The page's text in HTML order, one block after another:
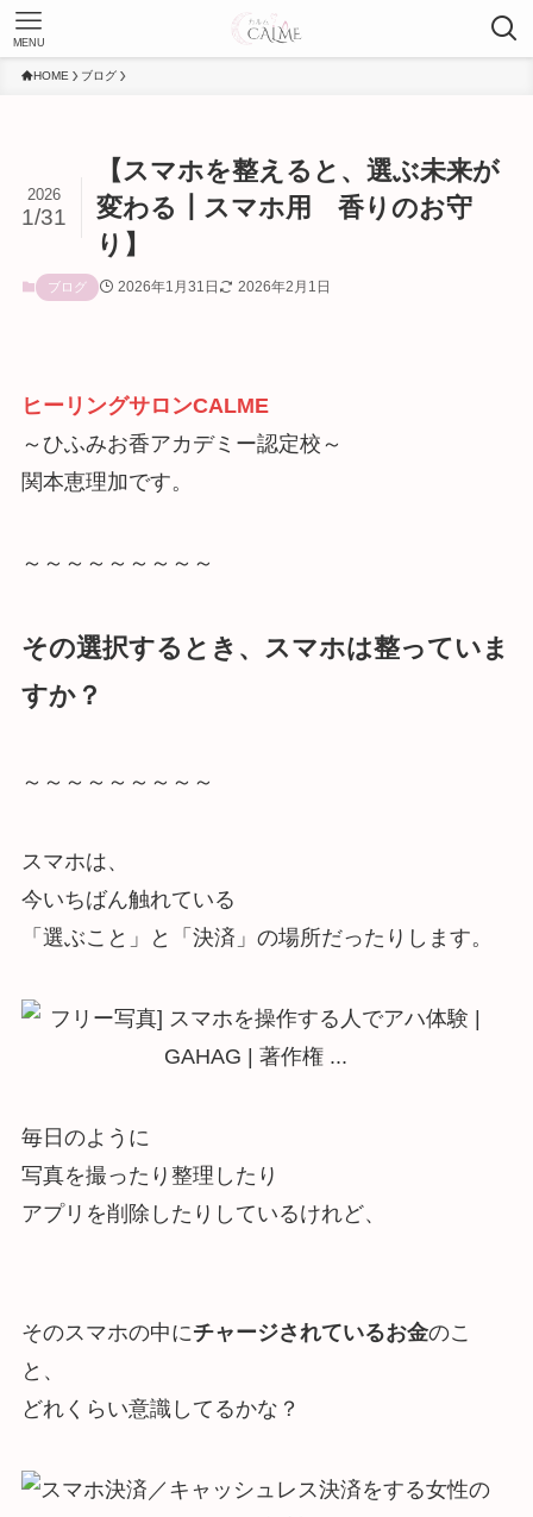
MENU
HOME ブログ
【スマホを整えると、選ぶ未来が
変わる┃スマホ用 香りのお守
り】
2026
1/31
ブログ 2026年1月31日 2026年2月1日
ヒーリングサロンCALME
～ひふみお香アカデミー認定校～
関本恵理加です。
～～～～～～～～～
その選択するとき、スマホは整っていま
すか？
～～～～～～～～～
スマホは、
今いちばん触れている
「選ぶこと」と「決済」の場所だったりします。
毎日のように
写真を撮ったり整理したり
アプリを削除したりしているけれど、
そのスマホの中にチャージされているお金のこ
と、
どれくらい意識してるかな？